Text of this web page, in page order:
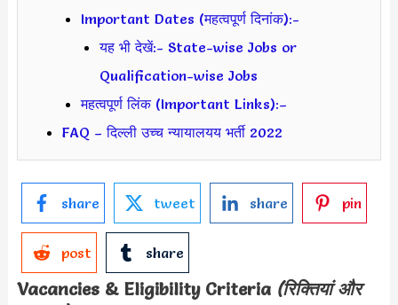
Important Dates (महत्वपूर्ण दिनांक):-
यह भी देखें:- State-wise Jobs or
Qualification-wise Jobs
महत्वपूर्ण लिंक (Important Links):–
FAQ – दिल्ली उच्च न्यायालयय भर्ती 2022
share tweet share pin
post share
Vacancies & Eligibility Criteria (रिक्तियां और